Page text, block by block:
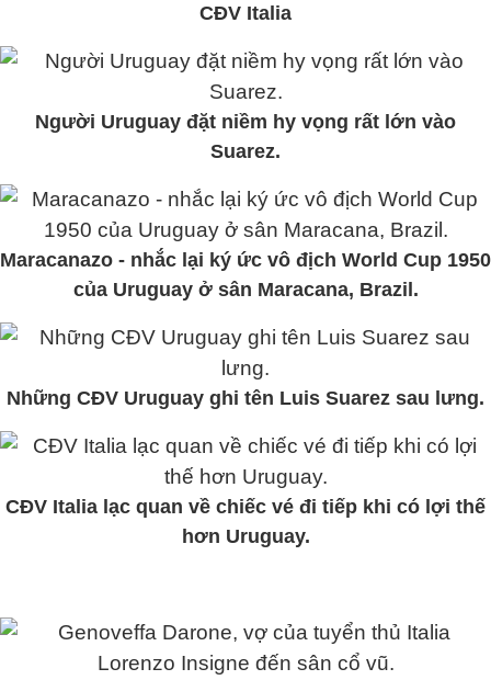
CĐV Italia
Người Uruguay đặt niềm hy vọng rất lớn vào
Suarez.
Maracanazo - nhắc lại ký ức vô địch World Cup 1950
của Uruguay ở sân Maracana, Brazil.
Những CĐV Uruguay ghi tên Luis Suarez sau lưng.
CĐV Italia lạc quan về chiếc vé đi tiếp khi có lợi thế
hơn Uruguay.